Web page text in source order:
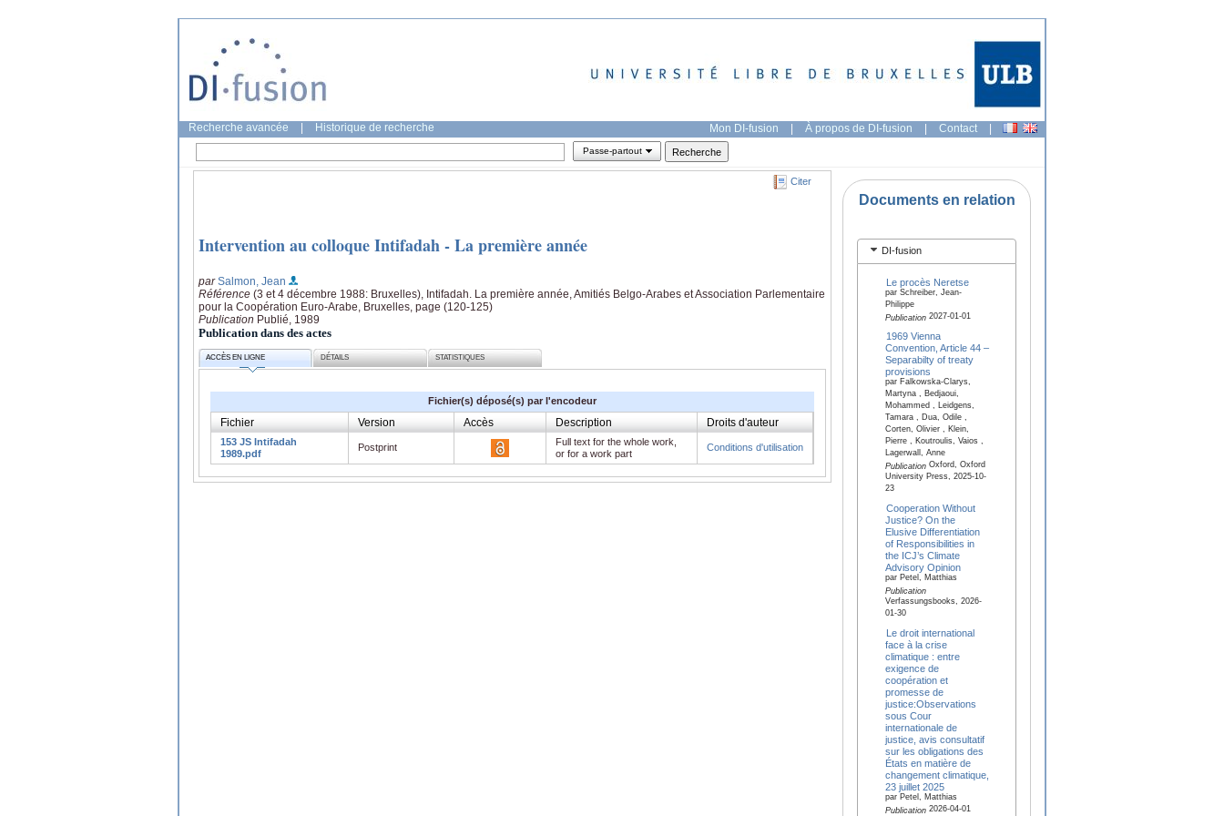
Recherche avancée Historique de recherche Mon DI-fusion | À propos de DI-fusion | Contact |
Passe-partout
Citer
Intervention au colloque Intifadah - La première année
parSalmon, Jean
Référence (3 et 4 décembre 1988: Bruxelles), Intifadah. La première année, Amitiés Belgo-Arabes et Association Parlementaire
pour la Coopération Euro-Arabe, Bruxelles, page (120-125)
Publication Publié, 1989
Publication dans des actes
ACCÈS EN LIGNE DÉTAILS STATISTIQUES
Fichier(s) déposé(s) par l'encodeur
Fichier Version Accès Description Droits d'auteur
153 JS Intifadah
1989.pdf
Postprint
Full text for the whole work,
or for a work part
Conditions d'utilisation
Documents en relation
DI-fusion
Le procès Neretse
par Schreiber, Jean-
Philippe
Publication2027-01-01
1969 Vienna
Convention, Article 44 –
Separabilty of treaty
provisions
par Falkowska-Clarys,
Martyna , Bedjaoui,
Mohammed , Leidgens,
Tamara , Dua, Odile ,
Corten, Olivier , Klein,
Pierre , Koutroulis, Vaios ,
Lagerwall, Anne
PublicationOxford, Oxford
University Press, 2025-10-
23
Cooperation Without
Justice? On the
Elusive Differentiation
of Responsibilities in
the ICJ’s Climate
Advisory Opinion
par Petel, Matthias
Publication
Verfassungsbooks, 2026-
01-30
Le droit international
face à la crise
climatique : entre
exigence de
coopération et
promesse de
justice:Observations
sous Cour
internationale de
justice, avis consultatif
sur les obligations des
États en matière de
changement climatique,
23 juillet 2025
par Petel, Matthias
Publication2026-04-01